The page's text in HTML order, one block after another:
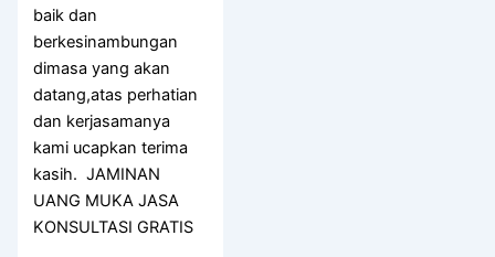
baik dan
berkesinambungan
dimasa yang akan
datang,atas perhatian
dan kerjasamanya
kami ucapkan terima
kasih. JAMINAN
UANG MUKA JASA
KONSULTASI GRATIS